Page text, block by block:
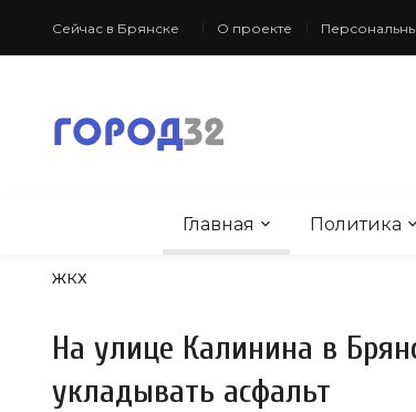
Сейчас в Брянске О проекте
Главная Политика
ЖКХ
На улице Калинина в
укладывать асфальт